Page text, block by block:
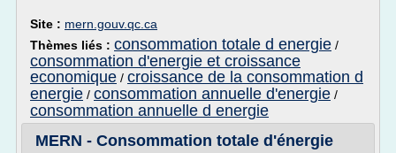
Site : mern.gouv.qc.ca
Thèmes liés : consommation totale d energie /
consommation d'energie et croissance
economique / croissance de la consommation d
energie / consommation annuelle d'energie /
consommation annuelle d energie
MERN - Consommation totale d'énergie